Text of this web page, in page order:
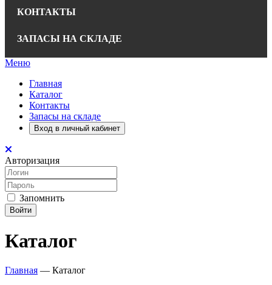
КОНТАКТЫ
ЗАПАСЫ НА СКЛАДЕ
Меню
Главная
Каталог
Контакты
Запасы на складе
Вход в личный кабинет
Авторизация
Запомнить
Войти
Каталог
Главная — Каталог